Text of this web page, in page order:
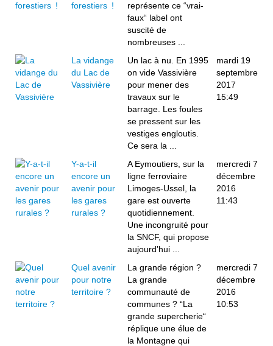
forestiers !
représente ce “vrai-
faux“ label ont
suscité de
nombreuses ...
La vidange
du Lac de
Vassivière
Un lac à nu. En 1995
on vide Vassivière
pour mener des
travaux sur le
barrage. Les foules
se pressent sur les
vestiges engloutis.
Ce sera la ...
mardi 19
septembre
2017
15:49
Y-a-t-il
encore un
avenir pour
les gares
rurales ?
A Eymoutiers, sur la
ligne ferroviaire
Limoges-Ussel, la
gare est ouverte
quotidiennement.
Une incongruité pour
la SNCF, qui propose
aujourd’hui ...
mercredi 7
décembre
2016
11:43
Quel avenir
pour notre
territoire ?
La grande région ?
La grande
communauté de
communes ? “La
grande supercherie“
réplique une élue de
la Montagne qui
mercredi 7
décembre
2016
10:53